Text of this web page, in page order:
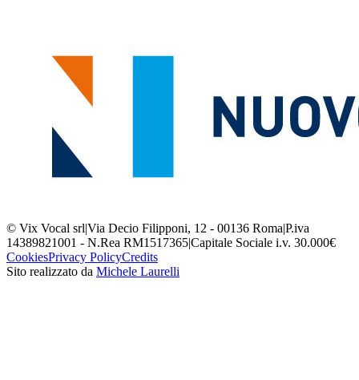
© Vix Vocal srl|Via Decio Filipponi, 12 - 00136 Roma|P.iva
14389821001 - N.Rea RM1517365|Capitale Sociale i.v. 30.000€
CookiesPrivacy PolicyCredits
Sito realizzato da Michele Laurelli